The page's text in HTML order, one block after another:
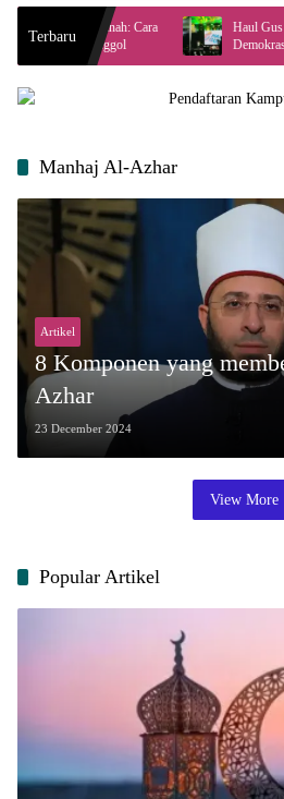
Terbaru
Cara
Haul Gus Dur ke-16 Angkat
Manhaj Al-Azhar
Artikel
8 Komponen yang
Azhar
23 December 2024
View More
Popular Artikel